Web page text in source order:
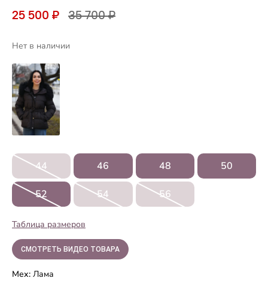
25 500 ₽ 35 700 ₽
Нет в наличии
44 46 48 50
52 54 56
Таблица размеров
СМОТРЕТЬ ВИДЕО ТОВАРА
Мех: Лама